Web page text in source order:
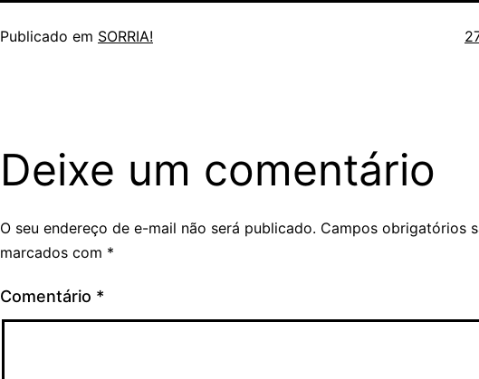
Publicado em SORRIA!
Deixe um comentário
O seu endereço de e-mail não será publicado. Campos obrigatórios
marcados com *
Comentário *